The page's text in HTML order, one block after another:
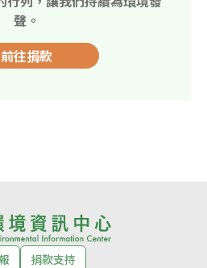
聲。
前往捐款
捐款支持